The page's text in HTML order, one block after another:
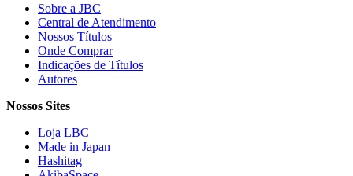
Sobre a JBC
Central de Atendimento
Nossos Títulos
Onde Comprar
Indicações de Títulos
Autores
Nossos Sites
Loja LBC
Made in Japan
Hashitag